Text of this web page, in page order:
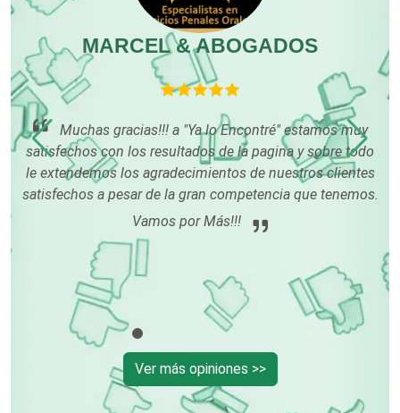
Compresores de aire
Computadoras
Conferencias Empresariales
Construcciones en General
Contadores
Control de Plagas
Conversiones Automotrices
MARCEL & ABOGADOS
Muchas gracias!!! a "Ya lo Encontré" estamos muy
satisfechos con los resultados de la pagina y sobre todo
le extendemos los agradecimientos de nuestros clientes
satisfechos a pesar de la gran competencia que tenemos.
Vamos por Más!!!
Ver más opiniones >>